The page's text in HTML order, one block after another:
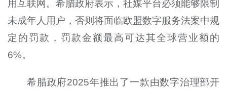
用互联网。希腊政府表示，社媒平台必须能够限制
未成年人用户，否则将面临欧盟数字服务法案中规
定的罚款，罚款金额最高可达其全球营业额的
6%。
希腊政府2025年推出了一款由数字治理部开